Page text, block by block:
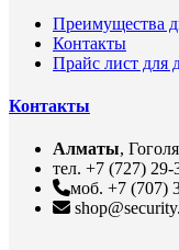
Преимущества
Контакты
Прайс лист для
Контакты
Алматы,
тел. +7 (727)
моб. +7 (707)